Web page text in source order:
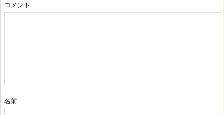
コメント
名前